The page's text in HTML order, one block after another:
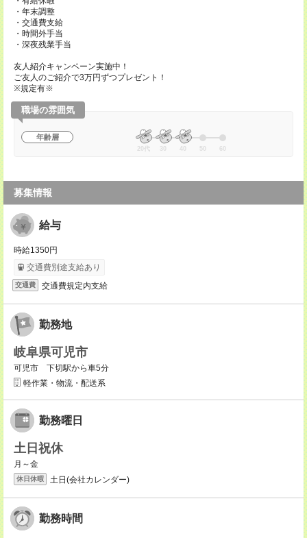
・年末調整
・交通費支給
・時間外手当
・深夜残業手当
友人紹介キャンペーン実施中！
ご友人のご紹介で3万円ずつプレゼント！
※規定有※
職場の雰囲気
年齢層
20代 30 40 50 60
募集情報
給与
時給1350円
交通費別途支給あり
交通費 交通費規定内支給
勤務地
岐阜県可児市
可児市 下切駅から車5分
軽作業・物流・配送系
勤務曜日
土日祝休
月～金
休日休暇 土日(会社カレンダー)
勤務時間